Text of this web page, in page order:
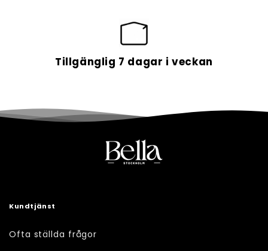
Tillgänglig 7 dagar i veckan
Kundtjänst
Ofta ställda frågor